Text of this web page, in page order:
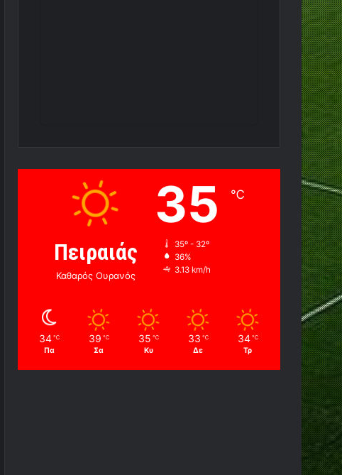
Πειραιάς
Καθαρός Ουρανός
35 ℃
35º - 32º
36%
3.13 km/h
34 ℃
Πα
39 ℃
Σα
35 ℃
Κυ
33 ℃
Δε
34 ℃
Τρ